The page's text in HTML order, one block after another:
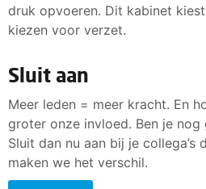
druk opvoeren. Dit kabinet
kiezen voor verzet.
Sluit aan
Meer leden = meer kracht. En
groter onze invloed. Ben je nog
Sluit dan nu aan bij je collega’s
maken we het verschil.